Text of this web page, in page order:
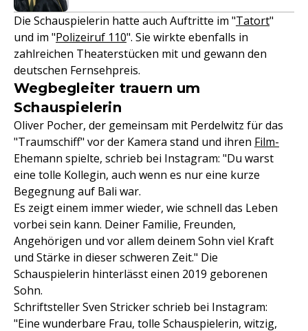
Die Schauspielerin hatte auch Auftritte im "Tatort"
und im "Polizeiruf 110". Sie wirkte ebenfalls in
zahlreichen Theaterstücken mit und gewann den
deutschen Fernsehpreis.
Wegbegleiter trauern um
Schauspielerin
Oliver Pocher, der gemeinsam mit Perdelwitz für das
"Traumschiff" vor der Kamera stand und ihren Film-
Ehemann spielte, schrieb bei Instagram: "Du warst
eine tolle Kollegin, auch wenn es nur eine kurze
Begegnung auf Bali war.
Es zeigt einem immer wieder, wie schnell das Leben
vorbei sein kann. Deiner Familie, Freunden,
Angehörigen und vor allem deinem Sohn viel Kraft
und Stärke in dieser schweren Zeit." Die
Schauspielerin hinterlässt einen 2019 geborenen
Sohn.
Schriftsteller Sven Stricker schrieb bei Instagram:
"Eine wunderbare Frau, tolle Schauspielerin, witzig,